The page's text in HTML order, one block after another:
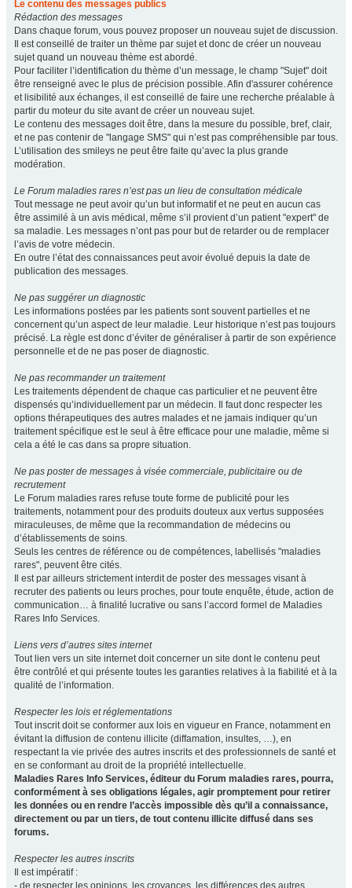
Le contenu des messages publics
Rédaction des messages
Dans chaque forum, vous pouvez proposer un nouveau sujet de discussion.
Il est conseillé de traiter un thème par sujet et donc de créer un nouveau
sujet quand un nouveau thème est abordé.
Pour faciliter l’identification du thème d’un message, le champ "Sujet" doit
être renseigné avec le plus de précision possible. Afin d'assurer cohérence
et lisibilité aux échanges, il est conseillé de faire une recherche préalable à
partir du moteur du site avant de créer un nouveau sujet.
Le contenu des messages doit être, dans la mesure du possible, bref, clair,
et ne pas contenir de "langage SMS" qui n’est pas compréhensible par tous.
L’utilisation des smileys ne peut être faite qu’avec la plus grande
modération.
Le Forum maladies rares n’est pas un lieu de consultation médicale
Tout message ne peut avoir qu’un but informatif et ne peut en aucun cas
être assimilé à un avis médical, même s’il provient d’un patient "expert" de
sa maladie. Les messages n’ont pas pour but de retarder ou de remplacer
l’avis de votre médecin.
En outre l’état des connaissances peut avoir évolué depuis la date de
publication des messages.
Ne pas suggérer un diagnostic
Les informations postées par les patients sont souvent partielles et ne
concernent qu’un aspect de leur maladie. Leur historique n’est pas toujours
précisé. La règle est donc d’éviter de généraliser à partir de son expérience
personnelle et de ne pas poser de diagnostic.
Ne pas recommander un traitement
Les traitements dépendent de chaque cas particulier et ne peuvent être
dispensés qu’individuellement par un médecin. Il faut donc respecter les
options thérapeutiques des autres malades et ne jamais indiquer qu’un
traitement spécifique est le seul à être efficace pour une maladie, même si
cela a été le cas dans sa propre situation.
Ne pas poster de messages à visée commerciale, publicitaire ou de
recrutement
Le Forum maladies rares refuse toute forme de publicité pour les
traitements, notamment pour des produits douteux aux vertus supposées
miraculeuses, de même que la recommandation de médecins ou
d’établissements de soins.
Seuls les centres de référence ou de compétences, labellisés "maladies
rares", peuvent être cités.
Il est par ailleurs strictement interdit de poster des messages visant à
recruter des patients ou leurs proches, pour toute enquête, étude, action de
communication… à finalité lucrative ou sans l’accord formel de Maladies
Rares Info Services.
Liens vers d’autres sites internet
Tout lien vers un site internet doit concerner un site dont le contenu peut
être contrôlé et qui présente toutes les garanties relatives à la fiabilité et à la
qualité de l’information.
Respecter les lois et réglementations
Tout inscrit doit se conformer aux lois en vigueur en France, notamment en
évitant la diffusion de contenu illicite (diffamation, insultes, …), en
respectant la vie privée des autres inscrits et des professionnels de santé et
en se conformant au droit de la propriété intellectuelle.
Maladies Rares Info Services, éditeur du Forum maladies rares, pourra,
conformément à ses obligations légales, agir promptement pour retirer
les données ou en rendre l’accès impossible dès qu’il a connaissance,
directement ou par un tiers, de tout contenu illicite diffusé dans ses
forums.
Respecter les autres inscrits
Il est impératif :
- de respecter les opinions, les croyances, les différences des autres